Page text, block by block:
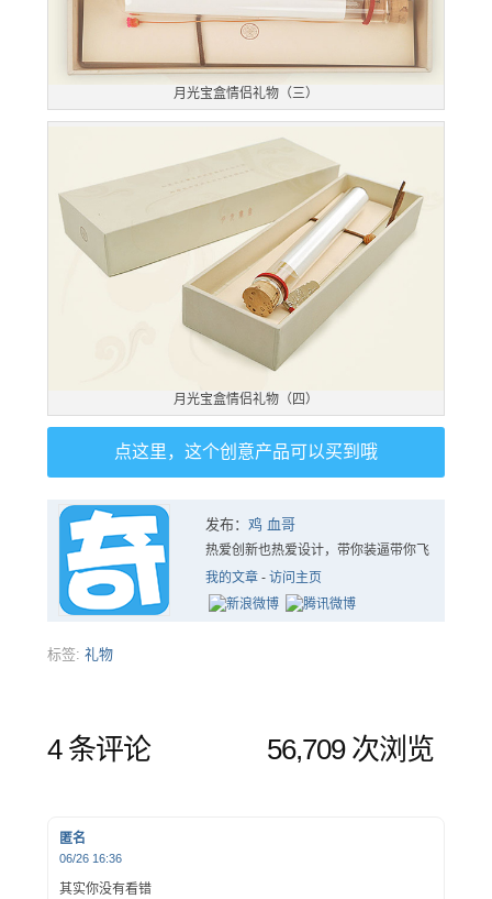
月光宝盒情侣礼物（三）
月光宝盒情侣礼物（四）
点这里，这个创意产品可以买到哦
发布： 鸡 血哥
热爱创新也热爱设计，带你装逼带你飞
我的文章- 访问主页
标签: 礼物
4 条评论 56,709 次浏览
匿名
06/26 16:36
其实你没有看错